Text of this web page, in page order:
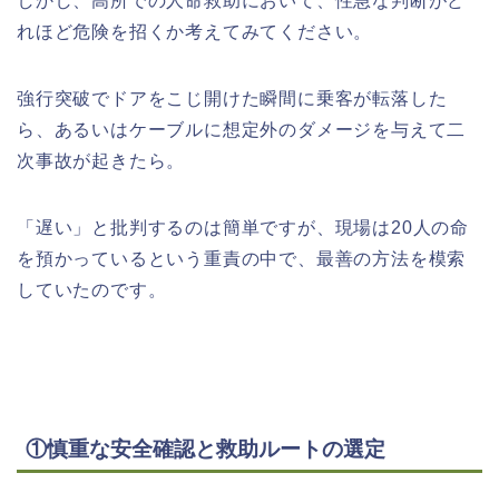
れほど危険を招くか考えてみてください。
強行突破でドアをこじ開けた瞬間に乗客が転落した
ら、あるいはケーブルに想定外のダメージを与えて二
次事故が起きたら。
「遅い」と批判するのは簡単ですが、現場は20人の命
を預かっているという重責の中で、最善の方法を模索
していたのです。
①慎重な安全確認と救助ルートの選定